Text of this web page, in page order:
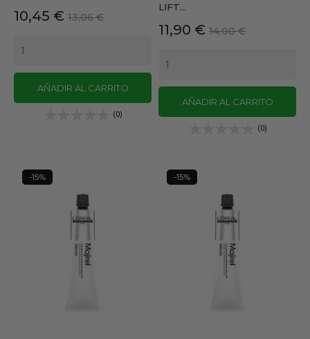
Precio
10,45 € Precio
13,06 €
AÑADIR AL CARRITO
(0)
LIFT...
Precio
11,90 € Precio
14,00 €
AÑADIR AL CARRITO
(0)
-15% -15%